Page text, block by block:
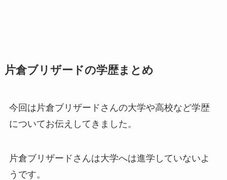
片倉ブリザードの学歴まとめ
今回は片倉ブリザードさんの大学や高校など学歴
についてお伝えしてきました。
片倉ブリザードさんは大学へは進学していないよ
うです。